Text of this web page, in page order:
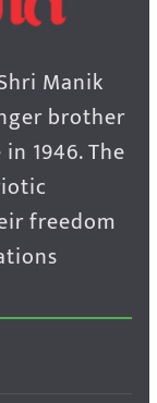
Manik
brother
1946. The
freedom